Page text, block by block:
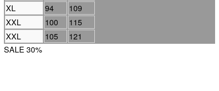
XL
94
109
XXL
100
115
XXL
105
121
SALE 30%